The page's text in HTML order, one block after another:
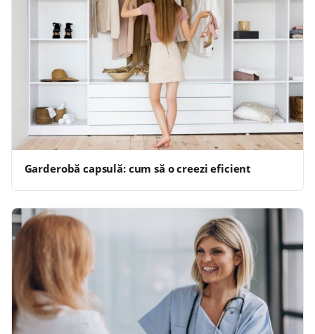
Garderobă capsulă: cum să o creezi eficient